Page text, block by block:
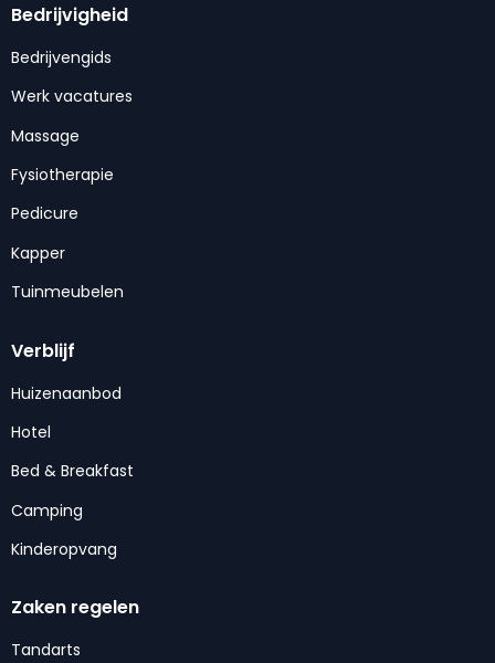
Bedrijvigheid
Bedrijvengids
Werk vacatures
Massage
Fysiotherapie
Pedicure
Kapper
Tuinmeubelen
Verblijf
Huizenaanbod
Hotel
Bed & Breakfast
Camping
Kinderopvang
Zaken regelen
Tandarts